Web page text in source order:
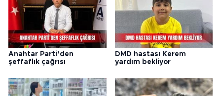
Anahtar Parti’den
şeffaflık çağrısı
DMD hastası Kerem
yardım bekliyor